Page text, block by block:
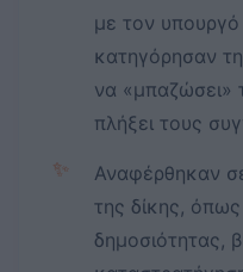
με τον υπουργό
κατηγόρησαν
να «μπαζώσει»
πλήξει τους
✨
Αναφέρθηκαν
της δίκης,
δημοσιότητας,